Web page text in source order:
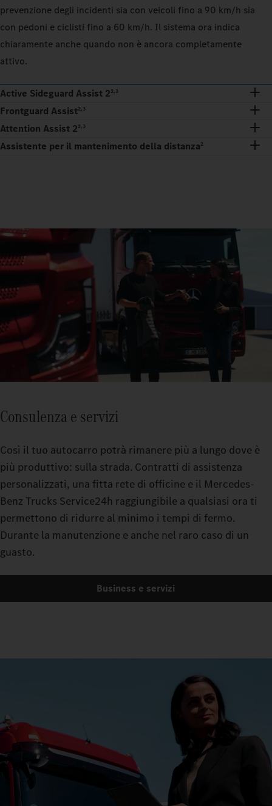
prevenzione degli incidenti sia con veicoli fino a 90 km/h sia
con pedoni e ciclisti fino a 60 km/h. Il sistema ora indica
chiaramente anche quando non è ancora completamente
attivo.
Active Sideguard Assist 22,3
Frontguard Assist2,3
Attention Assist 22,3
Assistente per il mantenimento della distanza2
Consulenza e servizi
Così il tuo autocarro potrà rimanere più a lungo dove è
più produttivo: sulla strada. Contratti di assistenza
personalizzati, una fitta rete di officine e il Mercedes-
Benz Trucks Service24h raggiungibile a qualsiasi ora ti
permettono di ridurre al minimo i tempi di fermo.
Durante la manutenzione e anche nel raro caso di un
guasto.
Business e servizi